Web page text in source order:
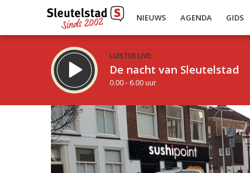
NIEUWS AGENDA GIDS
LUISTER LIVE:
De nacht van Sleutelstad
0.00 - 6.00 uur
Inklappen